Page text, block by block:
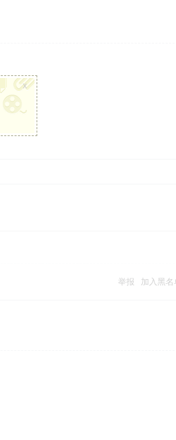
x
举报 加入黑名